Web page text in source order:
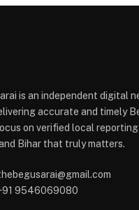
is an independent digital
accurate and timely
on verified local
Bihar that truly matters.
9546069080